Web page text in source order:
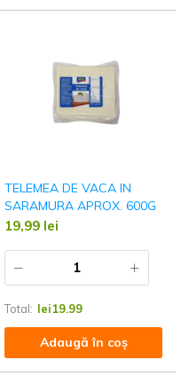
TELEMEA DE VACA IN
SARAMURA APROX. 600G
19,99 lei
Total: lei19.99
Adaugă în coș